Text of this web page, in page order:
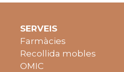
SERVEIS
Farmàcies
Recollida mobles
OMIC